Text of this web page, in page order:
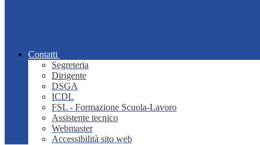
Contatti
Segreteria
Dirigente
DSGA
ICDL
FSL - Formazione Scuola-Lavoro
Assistente tecnico
Webmaster
Accessibilità sito web